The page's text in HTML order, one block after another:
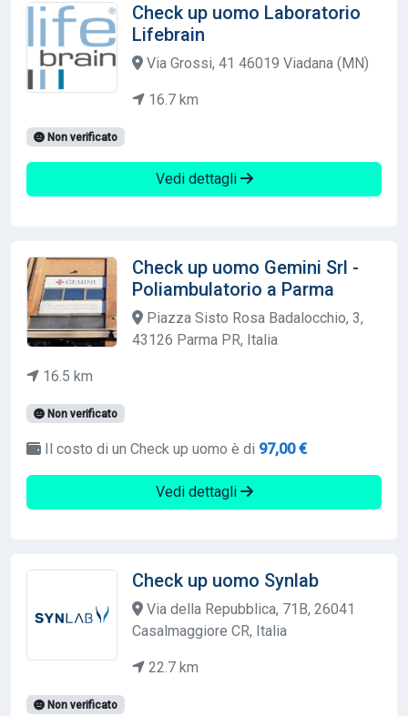
Check up uomo Laboratorio
Lifebrain
Via Grossi, 41 46019 Viadana (MN)
16.7 km
Non verificato
Vedi dettagli
Check up uomo Gemini Srl -
Poliambulatorio a Parma
Piazza Sisto Rosa Badalocchio, 3,
43126 Parma PR, Italia
16.5 km
Non verificato
Il costo di un Check up uomo è di 97,00 €
Vedi dettagli
Check up uomo Synlab
Via della Repubblica, 71B, 26041
Casalmaggiore CR, Italia
22.7 km
Non verificato